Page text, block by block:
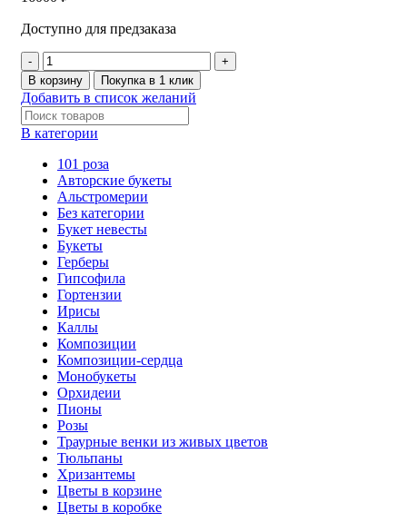
Доступно для предзаказа
В корзину Покупка в 1 клик
Добавить в список желаний
В категории
101 роза
Авторские букеты
Альстромерии
Без категории
Букет невесты
Букеты
Герберы
Гипсофила
Гортензии
Ирисы
Каллы
Композиции
Композиции-сердца
Монобукеты
Орхидеии
Пионы
Розы
Траурные венки из живых цветов
Тюльпаны
Хризантемы
Цветы в корзине
Цветы в коробке